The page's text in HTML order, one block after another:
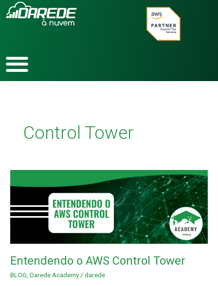
para
Control Tower
Entendendo o AWS Control Tower
BLOG ,Darede Academy/darede
o
Control
Tower